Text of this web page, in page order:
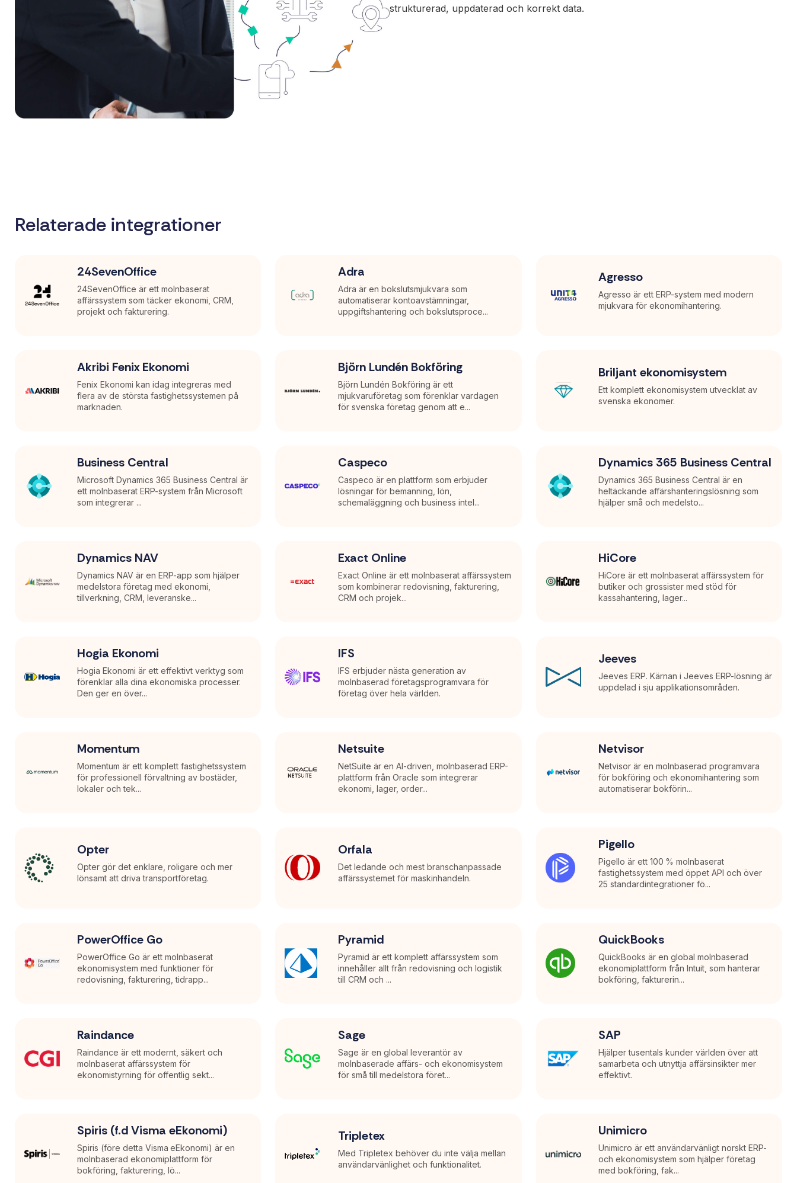
strukturerad, uppdaterad och korrekt data.
Relaterade integrationer
24SevenOffice
24SevenOffice är ett molnbaserat
affärssystem som täcker ekonomi, CRM,
projekt och fakturering.
Adra
Adra är en bokslutsmjukvara som
automatiserar kontoavstämningar,
uppgiftshantering och bokslutsproce...
Agresso
Agresso är ett ERP-system med modern
mjukvara för ekonomihantering.
Akribi Fenix Ekonomi
Fenix Ekonomi kan idag integreras med
flera av de största fastighetssystemen på
marknaden.
Björn Lundén Bokföring
Björn Lundén Bokföring är ett
mjukvaruföretag som förenklar vardagen
för svenska företag genom att e...
Briljant ekonomisystem
Ett komplett ekonomisystem utvecklat av
svenska ekonomer.
Business Central
Microsoft Dynamics 365 Business Central är
ett molnbaserat ERP-system från Microsoft
som integrerar ...
Caspeco
Caspeco är en plattform som erbjuder
lösningar för bemanning, lön,
schemaläggning och business intel...
Dynamics 365 Business Central
Dynamics 365 Business Central är en
heltäckande affärshanteringslösning som
hjälper små och medelsto...
Dynamics NAV
Dynamics NAV är en ERP-app som hjälper
medelstora företag med ekonomi,
tillverkning, CRM, leveranske...
Exact Online
Exact Online är ett molnbaserat affärssystem
som kombinerar redovisning, fakturering,
CRM och projek...
HiCore
HiCore är ett molnbaserat affärssystem för
butiker och grossister med stöd för
kassahantering, lager...
Hogia Ekonomi
Hogia Ekonomi är ett effektivt verktyg som
förenklar alla dina ekonomiska processer.
Den ger en över...
IFS
IFS erbjuder nästa generation av
molnbaserad företagsprogramvara för
företag över hela världen.
Jeeves
Jeeves ERP. Kärnan i Jeeves ERP-lösning är
uppdelad i sju applikationsområden.
Momentum
Momentum är ett komplett fastighetssystem
för professionell förvaltning av bostäder,
lokaler och tek...
Netsuite
NetSuite är en AI-driven, molnbaserad ERP-
plattform från Oracle som integrerar
ekonomi, lager, order...
Netvisor
Netvisor är en molnbaserad programvara
för bokföring och ekonomihantering som
automatiserar bokförin...
Opter
Opter gör det enklare, roligare och mer
lönsamt att driva transportföretag.
Orfala
Det ledande och mest branschanpassade
affärssystemet för maskinhandeln.
Pigello
Pigello är ett 100 % molnbaserat
fastighetssystem med öppet API och över
25 standardintegrationer fö...
PowerOffice Go
PowerOffice Go är ett molnbaserat
ekonomisystem med funktioner för
redovisning, fakturering, tidrapp...
Pyramid
Pyramid är ett komplett affärssystem som
innehåller allt från redovisning och logistik
till CRM och ...
QuickBooks
QuickBooks är en global molnbaserad
ekonomiplattform från Intuit, som hanterar
bokföring, fakturerin...
Raindance
Raindance är ett modernt, säkert och
molnbaserat affärssystem för
ekonomistyrning för offentlig sekt...
Sage
Sage är en global leverantör av
molnbaserade affärs- och ekonomisystem
för små till medelstora föret...
SAP
Hjälper tusentals kunder världen över att
samarbeta och utnyttja affärsinsikter mer
effektivt.
Spiris (f.d Visma eEkonomi)
Spiris (före detta Visma eEkonomi) är en
molnbaserad ekonomiplattform för
bokföring, fakturering, lö...
Tripletex
Med Tripletex behöver du inte välja mellan
användarvänlighet och funktionalitet.
Unimicro
Unimicro är ett användarvänligt norskt ERP-
och ekonomisystem som hjälper företag
med bokföring, fak...